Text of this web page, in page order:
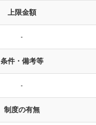
上限金額
-
条件・備考等
-
制度の有無